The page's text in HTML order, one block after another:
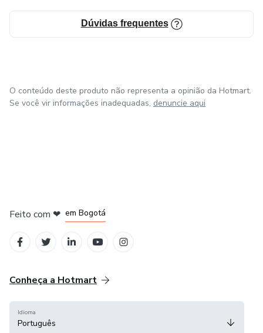
Totalmente inteligente
Com coloração dos fios
Com valores técnicos nos componentes
Com fácil impressão
Sem cruzamentos de linhas
Códigos de falhas originais para cada sistemas:
Injeção eletrônica
Dúvidas frequentes
O conteúdo deste produto não representa a opinião da Hotmart.
Se você vir informações inadequadas, denuncie aqui
Feito com ❤ em Bogotá
Conheça a Hotmart
Idioma
Português